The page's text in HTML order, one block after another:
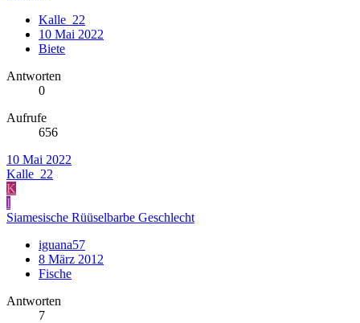
Kalle_22
10 Mai 2022
Biete
Antworten
0
Aufrufe
656
10 Mai 2022
Kalle_22
K
I
Siamesische Rüüselbarbe Geschlecht
iguana57
8 März 2012
Fische
Antworten
7